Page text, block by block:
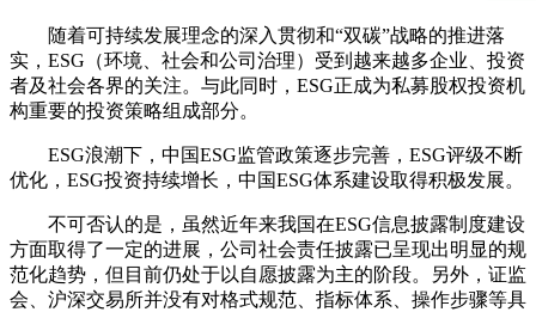
随着可持续发展理念的深入贯彻和“双碳”战略的推进落
实，ESG（环境、社会和公司治理）受到越来越多企业、投资
者及社会各界的关注。与此同时，ESG正成为私募股权投资机
构重要的投资策略组成部分。
ESG浪潮下，中国ESG监管政策逐步完善，ESG评级不断
优化，ESG投资持续增长，中国ESG体系建设取得积极发展。
不可否认的是，虽然近年来我国在ESG信息披露制度建设
方面取得了一定的进展，公司社会责任披露已呈现出明显的规
范化趋势，但目前仍处于以自愿披露为主的阶段。另外，证监
会、沪深交易所并没有对格式规范、指标体系、操作步骤等具